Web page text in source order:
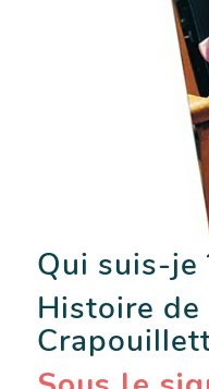
Qui suis-je
Histoire de